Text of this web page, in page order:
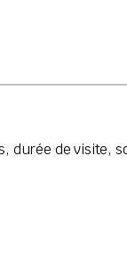
de visite,